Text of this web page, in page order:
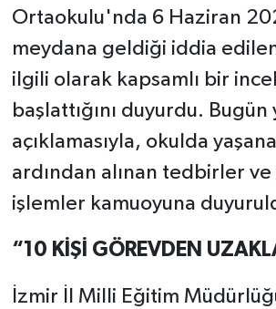
Ortaokulu'nda 6 Haziran
meydana geldiği iddia
ilgili olarak kapsamlı bir
başlattığını duyurdu. Bugün
açıklamasıyla, okulda
ardından alınan tedbirler ve
işlemler kamuoyuna
“10 KİŞİ GÖREVDEN
İzmir İl Milli Eğitim